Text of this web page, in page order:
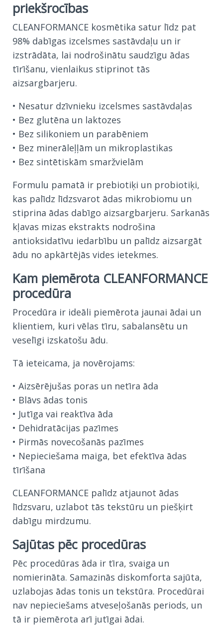
priekšrocības
CLEANFORMANCE kosmētika satur līdz pat
98% dabīgas izcelsmes sastāvdaļu un ir
izstrādāta, lai nodrošinātu saudzīgu ādas
tīrīšanu, vienlaikus stiprinot tās
aizsargbarjeru.
• Nesatur dzīvnieku izcelsmes sastāvdaļas
• Bez glutēna un laktozes
• Bez silikoniem un parabēniem
• Bez minerāleļļām un mikroplastikas
• Bez sintētiskām smaržvielām
Formulu pamatā ir prebiotiķi un probiotiķi,
kas palīdz līdzsvarot ādas mikrobiomu un
stiprina ādas dabīgo aizsargbarjeru. Sarkanās
kļavas mizas ekstrakts nodrošina
antioksidatīvu iedarbību un palīdz aizsargāt
ādu no apkārtējās vides ietekmes.
Kam piemērota CLEANFORMANCE
procedūra
Procedūra ir ideāli piemērota jaunai ādai un
klientiem, kuri vēlas tīru, sabalansētu un
veselīgi izskatošu ādu.
Tā ieteicama, ja novērojams:
• Aizsērējušas poras un netīra āda
• Blāvs ādas tonis
• Jutīga vai reaktīva āda
• Dehidratācijas pazīmes
• Pirmās novecošanās pazīmes
• Nepieciešama maiga, bet efektīva ādas
tīrīšana
CLEANFORMANCE palīdz atjaunot ādas
līdzsvaru, uzlabot tās tekstūru un piešķirt
dabīgu mirdzumu.
Sajūtas pēc procedūras
Pēc procedūras āda ir tīra, svaiga un
nomierināta. Samazinās diskomforta sajūta,
uzlabojas ādas tonis un tekstūra. Procedūrai
nav nepieciešams atveseļošanās periods, un
tā ir piemērota arī jutīgai ādai.